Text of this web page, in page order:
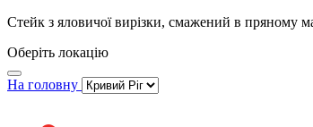
Стейк з яловичої вирізки, смажений в пряному
Оберіть локацію
На головну